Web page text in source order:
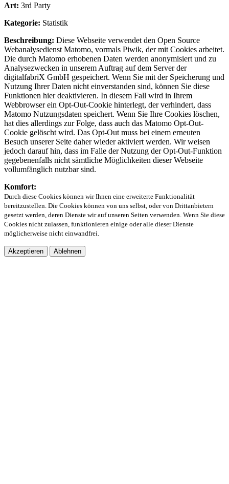
Art: 3rd Party
Kategorie: Statistik
Beschreibung: Diese Webseite verwendet den Open Source
Webanalysedienst Matomo, vormals Piwik, der mit Cookies arbeitet.
Die durch Matomo erhobenen Daten werden anonymisiert und zu
Analysezwecken in unserem Auftrag auf dem Server der
digitalfabriX GmbH gespeichert. Wenn Sie mit der Speicherung und
Nutzung Ihrer Daten nicht einverstanden sind, können Sie diese
Funktionen hier deaktivieren. In diesem Fall wird in Ihrem
Webbrowser ein Opt-Out-Cookie hinterlegt, der verhindert, dass
Matomo Nutzungsdaten speichert. Wenn Sie Ihre Cookies löschen,
hat dies allerdings zur Folge, dass auch das Matomo Opt-Out-
Cookie gelöscht wird. Das Opt-Out muss bei einem erneuten
Besuch unserer Seite daher wieder aktiviert werden. Wir weisen
jedoch darauf hin, dass im Falle der Nutzung der Opt-Out-Funktion
gegebenenfalls nicht sämtliche Möglichkeiten dieser Webseite
vollumfänglich nutzbar sind.
Komfort:
Durch diese Cookies können wir Ihnen eine erweiterte Funktionalität
bereitzustellen. Die Cookies können von uns selbst, oder von Drittanbietern
gesetzt werden, deren Dienste wir auf unseren Seiten verwenden. Wenn Sie diese
Cookies nicht zulassen, funktionieren einige oder alle dieser Dienste
möglicherweise nicht einwandfrei.
Akzeptieren Ablehnen